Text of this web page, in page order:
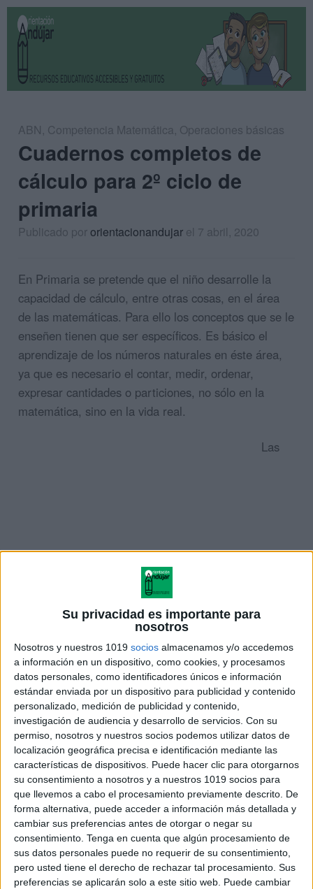
Su privacidad es importante para
nosotros
Nosotros y nuestros 1019 socios almacenamos y/o accedemos
a información en un dispositivo, como cookies, y procesamos
datos personales, como identificadores únicos e información
estándar enviada por un dispositivo para publicidad y contenido
personalizado, medición de publicidad y contenido,
investigación de audiencia y desarrollo de servicios. Con su
permiso, nosotros y nuestros socios podemos utilizar datos de
localización geográfica precisa e identificación mediante las
características de dispositivos. Puede hacer clic para otorgarnos
su consentimiento a nosotros y a nuestros 1019 socios para
que llevemos a cabo el procesamiento previamente descrito. De
forma alternativa, puede acceder a información más detallada y
cambiar sus preferencias antes de otorgar o negar su
consentimiento. Tenga en cuenta que algún procesamiento de
sus datos personales puede no requerir de su consentimiento,
pero usted tiene el derecho de rechazar tal procesamiento. Sus
preferencias se aplicarán solo a este sitio web. Puede cambiar
ABN, Competencia Matemática, Operaciones básicas
Cuadernos completos de
cálculo para 2º ciclo de
primaria
Publicado pororientacionandujar el 7 abril, 2020
En Primaria se pretende que el niño desarrolle la
capacidad de cálculo, entre otras cosas, en el área
de las matemáticas. Para ello los conceptos que se le
enseñen tienen que ser específicos. Es básico el
aprendizaje de los números naturales en éste área,
ya que es necesario el contar, medir, ordenar,
expresar cantidades o particiones, no sólo en la
matemática, sino en la vida real.
Las
relaciones entre números (mayor o menor, igual o
diferente) y los símbolos para expresarla es otro de
los conceptos básicos en la programación. Después
de los números naturales el siguiente paso es la
enseñanza de los números positivos y negativos, y de
la misma forma que en los naturales, se aprenden las
relaciones y la correspondencia entre ellos. Este
aprendizaje continúa con los números cardinales y
ordinales, las operaciones de suma y resta,
multiplicación y división, las situaciones que
intervienen en estas operaciones, la identificación de
las operaciones inversas y los cuadrados y cubos.